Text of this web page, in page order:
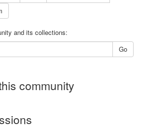
and its collections:
Go
community